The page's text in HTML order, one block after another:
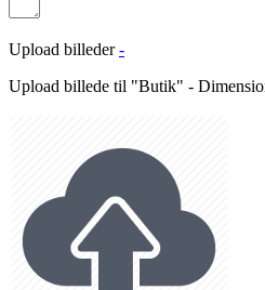
Upload billeder -
Upload billede til "Butik" -